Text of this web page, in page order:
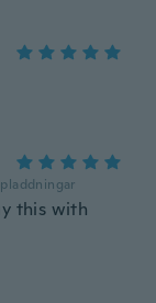
this with